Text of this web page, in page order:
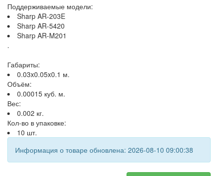
Поддерживаемые модели:
Sharp AR-203E
Sharp AR-5420
Sharp AR-M201
.
Габариты:
0.03x0.05x0.1 м.
Объём:
0.00015 куб. м.
Вес:
0.002 кг.
Кол-во в упаковке:
10 шт.
Информация о товаре обновлена: 2026-08-10 09:00:38